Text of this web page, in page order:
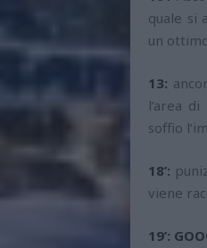
quale si
un
13:
l’area
soffio
18’:
viene
19’: